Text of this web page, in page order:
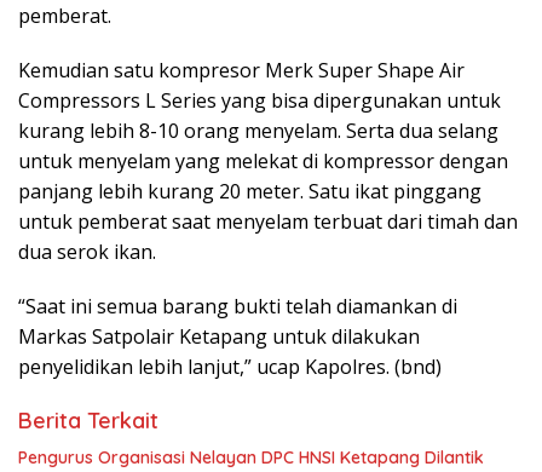
pemberat.
Kemudian satu kompresor Merk Super Shape Air
Compressors L Series yang bisa dipergunakan untuk
kurang lebih 8-10 orang menyelam. Serta dua selang
untuk menyelam yang melekat di kompressor dengan
panjang lebih kurang 20 meter. Satu ikat pinggang
untuk pemberat saat menyelam terbuat dari timah dan
dua serok ikan.
“Saat ini semua barang bukti telah diamankan di
Markas Satpolair Ketapang untuk dilakukan
penyelidikan lebih lanjut,” ucap Kapolres. (bnd)
Berita Terkait
Pengurus Organisasi Nelayan DPC HNSI Ketapang Dilantik